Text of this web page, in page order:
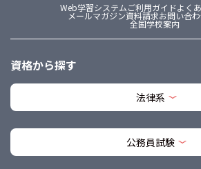
Web学習システムご利用ガイドよく
メールマガジン資料請求お問い合
全国学校案内
資格から探す
法律系
公務員試験